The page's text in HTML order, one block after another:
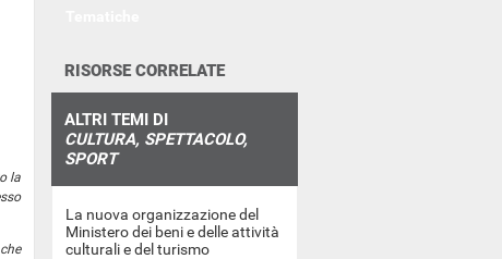
la
RISORSE CORRELATE
ALTRI TEMI DI
CULTURA, SPETTACOLO,
SPORT
La nuova organizzazione del
Ministero dei beni e delle attività
culturali e del turismo